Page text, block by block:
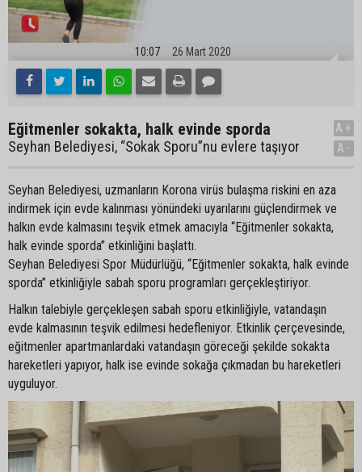
10:07 26 Mart 2020
Eğitmenler sokakta, halk evinde sporda
Seyhan Belediyesi, “Sokak Sporu”nu evlere taşıyor
A+
A-
Seyhan Belediyesi, uzmanların Korona virüs bulaşma riskini en aza
indirmek için evde kalınması yönündeki uyarılarını güçlendirmek ve
halkın evde kalmasını teşvik etmek amacıyla “Eğitmenler sokakta,
halk evinde sporda” etkinliğini başlattı.
Seyhan Belediyesi Spor Müdürlüğü, “Eğitmenler sokakta, halk evinde
sporda” etkinliğiyle sabah sporu programları gerçekleştiriyor.
Halkın talebiyle gerçekleşen sabah sporu etkinliğiyle, vatandaşın
evde kalmasının teşvik edilmesi hedefleniyor. Etkinlik çerçevesinde,
eğitmenler apartmanlardaki vatandaşın göreceği şekilde sokakta
hareketleri yapıyor, halk ise evinde sokağa çıkmadan bu hareketleri
uyguluyor.